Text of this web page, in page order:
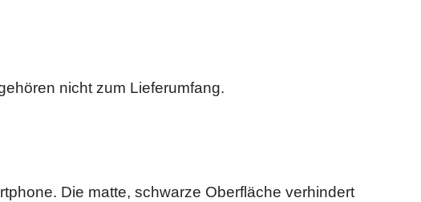
nicht zum Lieferumfang.
Die matte, schwarze Oberfläche verhindert